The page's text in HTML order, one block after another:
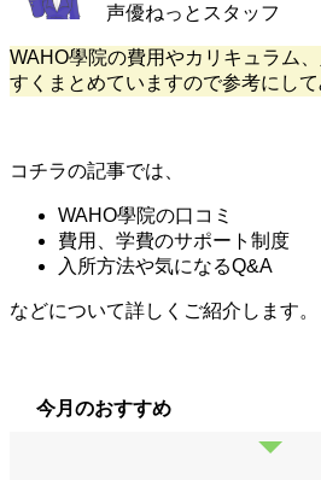
声優ねっとスタッフ
WAHO學院の費用やカリキュラム
すくまとめていますので参考にして
コチラの記事では、
WAHO學院の口コミ
費用、学費のサポート制度
入所方法や気になるQ&A
などについて詳しくご紹介します。
今月のおすすめ